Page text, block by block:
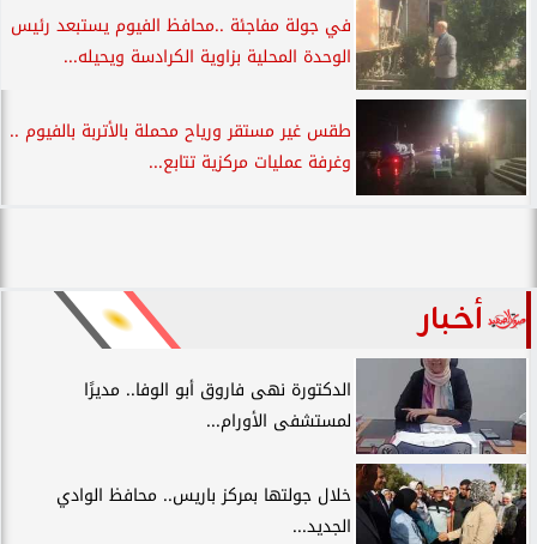
في جولة مفاجئة ..محافظ الفيوم يستبعد رئيس
الوحدة المحلية بزاوية الكرادسة ويحيله...
طقس غير مستقر ورياح محملة بالأتربة بالفيوم ..
وغرفة عمليات مركزية تتابع...
أخبار
الدكتورة نهى فاروق أبو الوفا.. مديرًا
لمستشفى الأورام...
خلال جولتها بمركز باريس.. محافظ الوادي
الجديد...